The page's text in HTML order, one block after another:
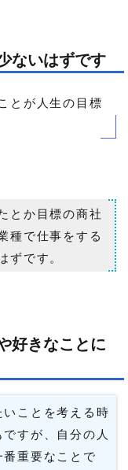
ないはずです
とが人生の目標
とか目標の商社
種で仕事をする
ずです。
好きなことに
いことを考える時
すが、自分の人
重要なことで